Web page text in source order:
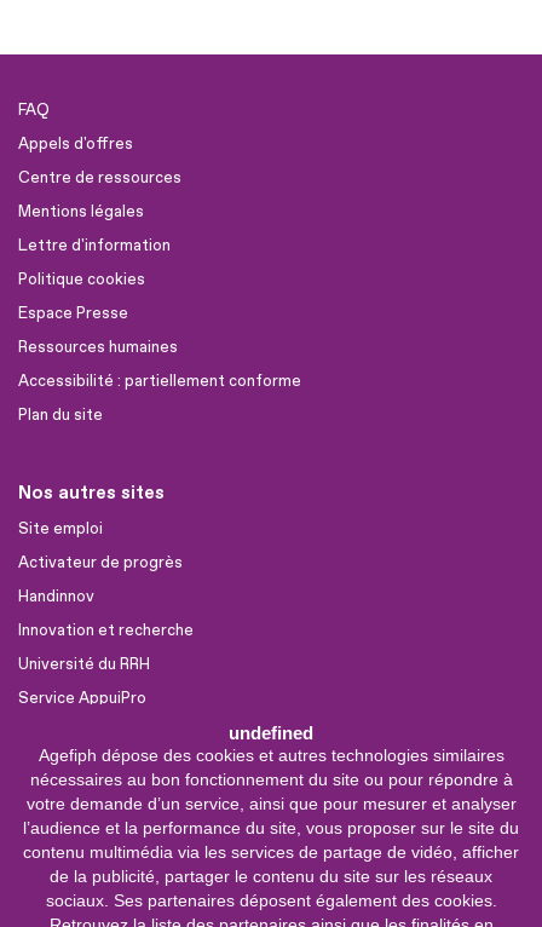
undefined
Agefiph dépose des cookies et autres technologies similaires
nécessaires au bon fonctionnement du site ou pour répondre à
votre demande d’un service, ainsi que pour mesurer et analyser
l’audience et la performance du site, vous proposer sur le site du
contenu multimédia via les services de partage de vidéo, afficher
de la publicité, partager le contenu du site sur les réseaux
sociaux. Ses partenaires déposent également des cookies.
FAQ
Appels d'offres
Centre de ressources
Mentions légales
Lettre d'information
Politique cookies
Espace Presse
Ressources humaines
Accessibilité : partiellement conforme
Plan du site
Nos autres sites
Site emploi
Activateur de progrès
Handinnov
Innovation et recherche
Université du RRH
Service AppuiPro
Nous suivre
Youtube
Linkedin
Facebook